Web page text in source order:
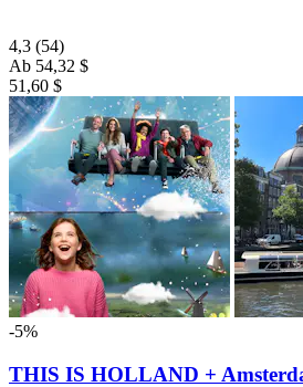
4,3 (54)
Ab 54,32 $
51,60 $
-5%
THIS IS HOLLAND +